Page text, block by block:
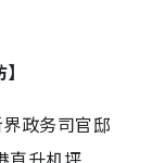
政务司官邸